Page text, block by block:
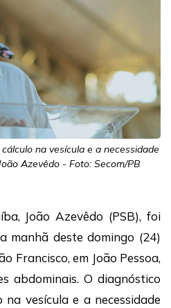
na vesícula e a necessidade
Azevêdo - Foto: Secom/PB
João Azevêdo (PSB), foi
manhã deste domingo (24)
Francisco, em João Pessoa,
abdominais. O diagnóstico
vesícula e a necessidade